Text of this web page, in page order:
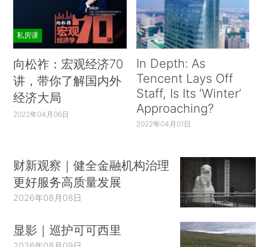
私房课
向松祚：宏观经济70
讲，带你了解国内外
经济大局
2022年04月06日
In Depth: As
Tencent Lays Off
Staff, Is Its ‘Winter’
Approaching?
2022年04月01日
财新观察｜健全金融机构治理
更好服务高质量发展
2026年08月08日
显影｜巡护可可西里